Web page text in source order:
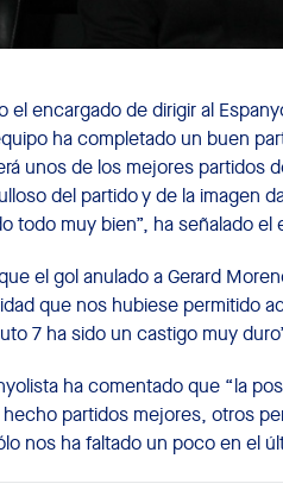
el encargado de dirigir al
ha completado un buen
unos de los mejores partidos
del partido y de la imagen
todo muy bien”, ha señalado
el gol anulado a Gerard
que nos hubiese permitido
7 ha sido un castigo muy
ha comentado que “la
partidos mejores, otros
nos ha faltado un poco en el